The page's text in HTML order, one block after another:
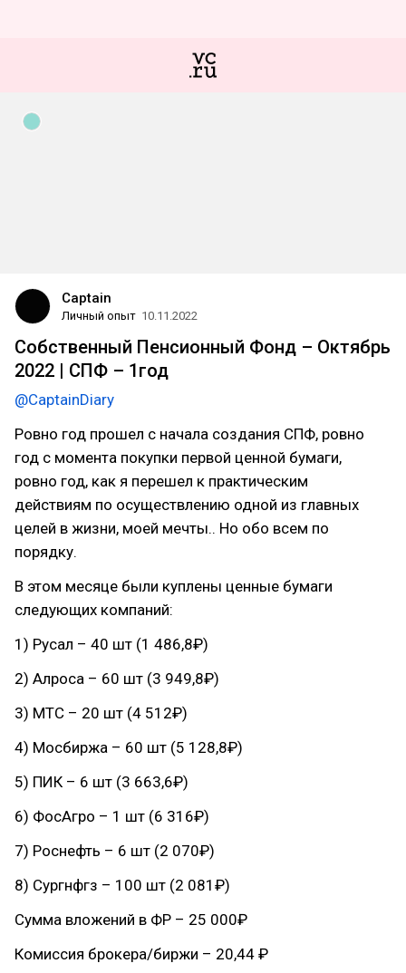
Captain
Личный опыт 10.11.2022
Собственный Пенсионный Фонд – Октябрь
2022 | СПФ – 1год
@CaptainDiary
Ровно год прошел с начала создания СПФ, ровно
год с момента покупки первой ценной бумаги,
ровно год, как я перешел к практическим
действиям по осуществлению одной из главных
целей в жизни, моей мечты.. Но обо всем по
порядку.
В этом месяце были куплены ценные бумаги
следующих компаний:
1) Русал – 40 шт (1 486,8₽)
2) Алроса – 60 шт (3 949,8₽)
3) МТС – 20 шт (4 512₽)
4) Мосбиржа – 60 шт (5 128,8₽)
5) ПИК – 6 шт (3 663,6₽)
6) ФосАгро – 1 шт (6 316₽)
7) Роснефть – 6 шт (2 070₽)
8) Сургнфгз – 100 шт (2 081₽)
Сумма вложений в ФР – 25 000₽
Комиссия брокера/биржи – 20,44 ₽